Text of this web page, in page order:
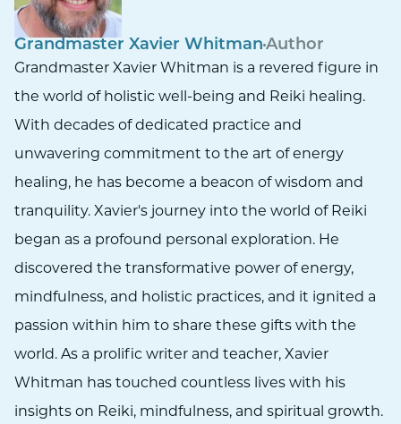
Grandmaster Xavier Whitman Author
Grandmaster Xavier Whitman is a revered figure in
the world of holistic well-being and Reiki healing.
With decades of dedicated practice and
unwavering commitment to the art of energy
healing, he has become a beacon of wisdom and
tranquility. Xavier's journey into the world of Reiki
began as a profound personal exploration. He
discovered the transformative power of energy,
mindfulness, and holistic practices, and it ignited a
passion within him to share these gifts with the
world. As a prolific writer and teacher, Xavier
Whitman has touched countless lives with his
insights on Reiki, mindfulness, and spiritual growth.